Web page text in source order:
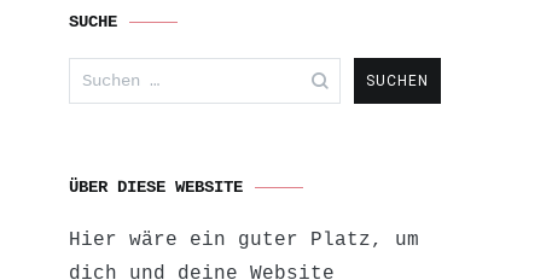
SUCHE
nach:
ÜBER DIESE WEBSITE
Hier wäre ein guter Platz, um
dich und deine Website